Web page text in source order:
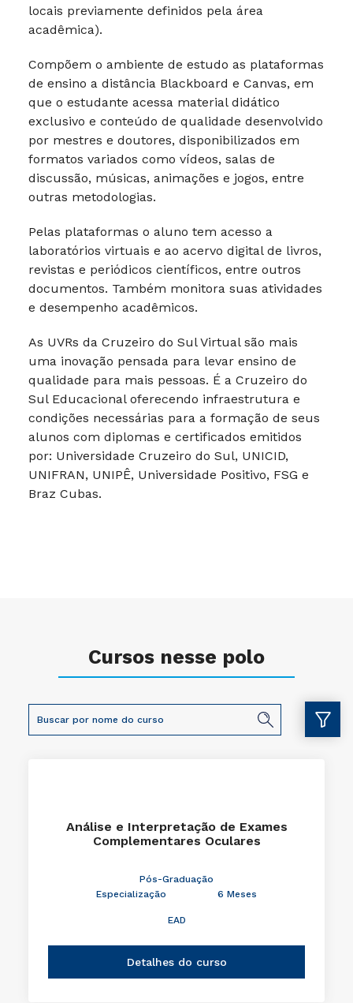
locais previamente definidos pela área
acadêmica).
Compõem o ambiente de estudo as plataformas
de ensino a distância Blackboard e Canvas, em
que o estudante acessa material didático
exclusivo e conteúdo de qualidade desenvolvido
por mestres e doutores, disponibilizados em
formatos variados como vídeos, salas de
discussão, músicas, animações e jogos, entre
outras metodologias.
Pelas plataformas o aluno tem acesso a
laboratórios virtuais e ao acervo digital de livros,
revistas e periódicos científicos, entre outros
documentos. Também monitora suas atividades
e desempenho acadêmicos.
As UVRs da Cruzeiro do Sul Virtual são mais
uma inovação pensada para levar ensino de
qualidade para mais pessoas. É a Cruzeiro do
Sul Educacional oferecendo infraestrutura e
condições necessárias para a formação de seus
alunos com diplomas e certificados emitidos
por: Universidade Cruzeiro do Sul, UNICID,
UNIFRAN, UNIPÊ, Universidade Positivo, FSG e
Braz Cubas.
Cursos nesse polo
Análise e Interpretação de Exames
Complementares Oculares
Pós-Graduação
Especialização
6 Meses
EAD
Detalhes do curso